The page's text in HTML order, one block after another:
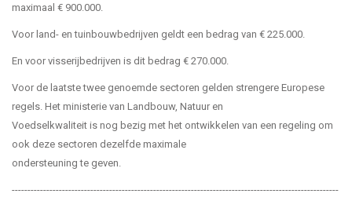
maximaal € 900.000.
Voor land- en tuinbouwbedrijven geldt een bedrag van € 225.000.
En voor visserijbedrijven is dit bedrag € 270.000.
Voor de laatste twee genoemde sectoren gelden strengere Europese
regels. Het ministerie van Landbouw, Natuur en
Voedselkwaliteit is nog bezig met het ontwikkelen van een regeling om
ook deze sectoren dezelfde maximale
ondersteuning te geven.
--------------------------------------------------------------------------------------------------------